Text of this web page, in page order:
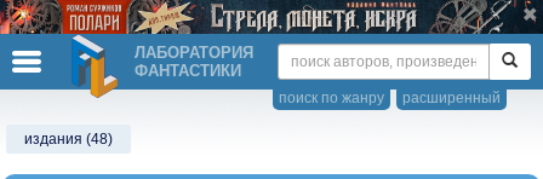
ЛАБОРАТОРИЯ
ФАНТАСТИКИ
расширенный
поиск по жанру
издания (48)